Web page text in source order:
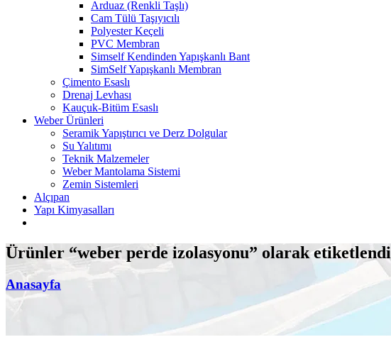
Arduaz (Renkli Taşlı)
Cam Tülü Taşıyıcılı
Polyester Keçeli
PVC Membran
Simself Kendinden Yapışkanlı Bant
SimSelf Yapışkanlı Membran
Çimento Esaslı
Drenaj Levhası
Kauçuk-Bitüm Esaslı
Weber Ürünleri
Seramik Yapıştırıcı ve Derz Dolgular
Su Yalıtımı
Teknik Malzemeler
Weber Mantolama Sistemi
Zemin Sistemleri
Alçıpan
Yapı Kimyasalları
Ürünler “weber perde izolasyonu” olarak etiketlendi
Anasayfa